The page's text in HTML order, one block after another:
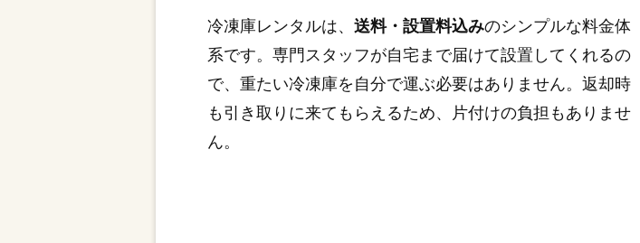
冷凍庫レンタルは、送料・設置料込みのシンプルな料金体
系です。専門スタッフが自宅まで届けて設置してくれるの
で、重たい冷凍庫を自分で運ぶ必要はありません。返却時
も引き取りに来てもらえるため、片付けの負担もありませ
ん。